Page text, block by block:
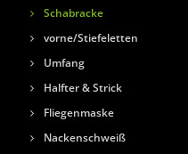
Schabracke
vorne/Stiefeletten
Umfang
Halfter & Strick
Fliegenmaske
Nackenschweiß